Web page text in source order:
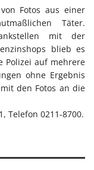
Fotos aus einer
Täter.
mit der
blieb es
Polizei auf mehrere
ohne Ergebnis
den Fotos an die
Telefon 0211-8700.